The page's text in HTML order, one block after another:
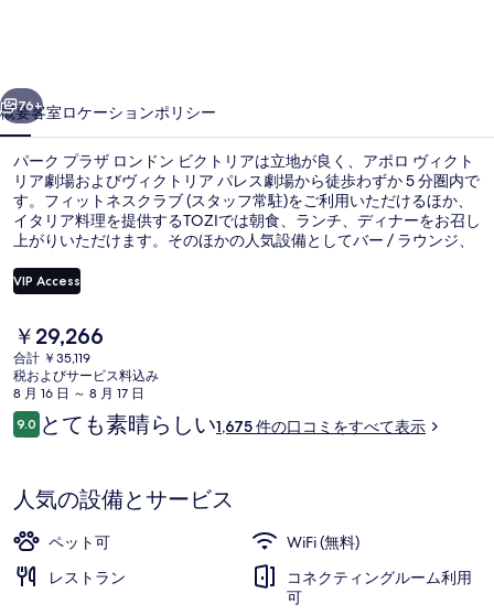
ン
ド
ン
ビ
ク
ト
ア
の
写
ギ
ャ
ラ
リ
76+
概要客室ロケーションポリシー
パーク プラザ ロンドン ビクトリアは立地が良く、アポロ ヴィクト
リア劇場およびヴィクトリア パレス劇場から徒歩わずか 5 分圏内で
す。フィットネスクラブ (スタッフ常駐)をご利用いただけるほか、
イタリア料理を提供するTOZIでは朝食、ランチ、ディナーをお召し
上がりいただけます。そのほかの人気設備としてバー / ラウンジ、
ロケーションや、公共交通機関が充実している点を気に入っていま
す。地下鉄ヴィクトリア駅までは 3 分で、地下鉄ピムリコ駅までは
VIP Access
現
在
の
料
金
は
す
￥29,266
合計 ￥35,119
税およびサービス料込み
8 月 16 日 ～ 8 月 17 日
口
コ
9.010段階中9.0
とても素晴らしい1,675 件の口コミをすべて表示
人気の設備とサービス
ペット可
WiFi (無料)
レストラン
コネクティングルーム利用
可